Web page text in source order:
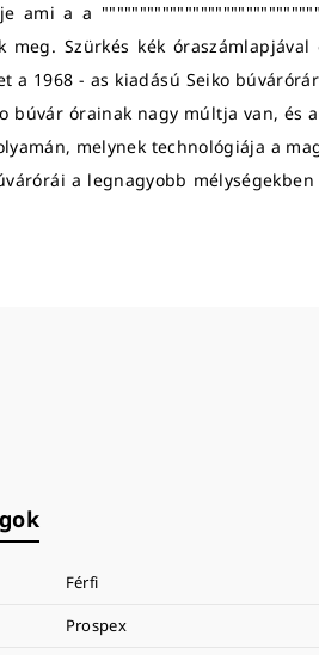
ami a a
Szürkés kék óraszámlapjával
1968 - as kiadású Seiko
búvár órainak nagy múltja van, és
melynek technológiája a
a legnagyobb
Férfi
Prospex